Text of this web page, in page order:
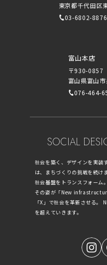
東京都千代田区
03-6802-8876
富山本店
〒930-0857
富山県富山
076-464-
SOCIAL
社会を築く、デザインを実装
は、まちづくりの挑戦を続け
社会基盤をトランスフォーム。
その姿が「New
「X」で社会を革新させる。
を超えていきます。